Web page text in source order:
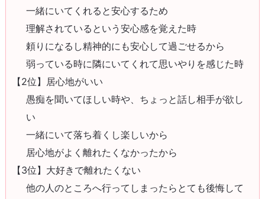
一緒にいてくれると安心するため
理解されているという安心感を覚えた時
頼りになるし精神的にも安心して過ごせるから
弱っている時に隣にいてくれて思いやりを感じた時
【2位】居心地がいい
愚痴を聞いてほしい時や、ちょっと話し相手が欲し
い
一緒にいて落ち着くし楽しいから
居心地がよく離れたくなかったから
【3位】大好きで離れたくない
他の人のところへ行ってしまったらとても後悔して